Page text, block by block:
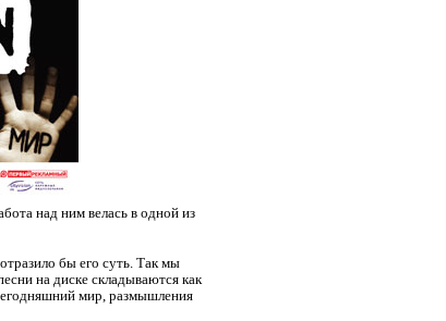
над ним велась в одной из
бы его суть. Так мы
на диске складываются как
мир, размышления